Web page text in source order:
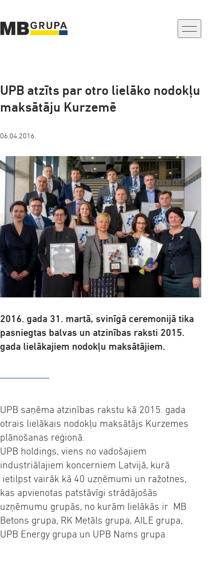
UPB atzīts par otro lielāko nodokļu
maksātāju Kurzemē
06.04.2016.
2016. gada 31. martā, svinīgā ceremonijā tika
pasniegtas balvas un atzinības raksti 2015.
gada lielākajiem nodokļu maksātājiem.
UPB saņēma atzinības rakstu kā 2015. gada
otrais lielākais nodokļu maksātājs Kurzemes
plānošanas reģionā.
UPB holdings, viens no vadošajiem
industriālajiem koncerniem Latvijā, kurā
ietilpst vairāk kā 40 uzņēmumi un ražotnes,
kas apvienotas patstāvīgi strādājošās
uzņēmumu grupās, no kurām lielākās ir MB
Betons grupa, RK Metāls grupa, AILE grupa,
UPB Energy grupa un UPB Nams grupa.